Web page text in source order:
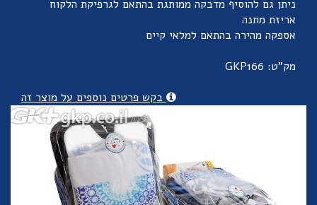
ניתן גם להוסיף מדבקה ממותגת בהתאם לגרפיקת הלקוח
אריזת מתנה
אספקה מהירה בהתאם למלאי קיים
מק"ט: GKP166
בקש פרטים נוספים על מוצר זה